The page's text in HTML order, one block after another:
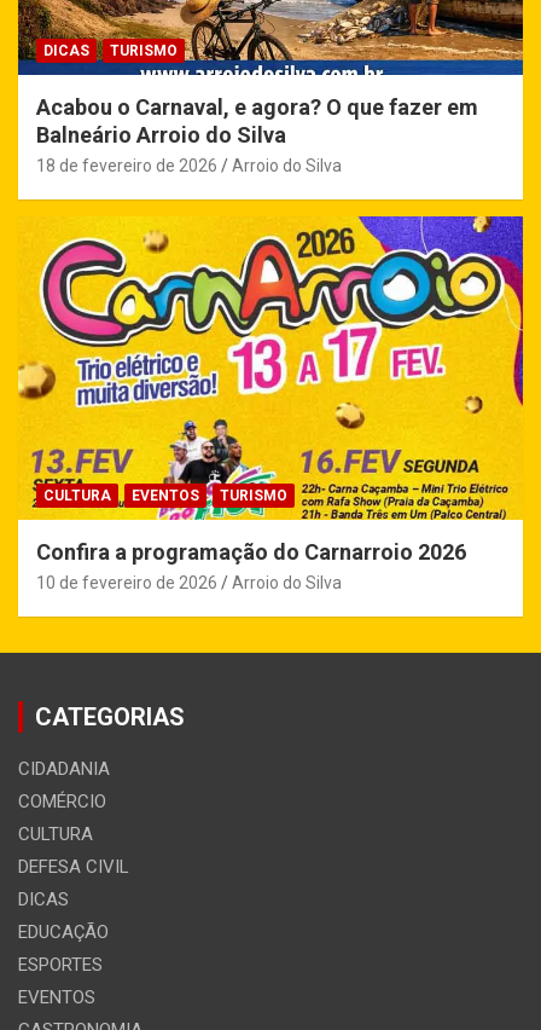
DICAS TURISMO
Acabou o Carnaval, e agora? O que fazer em
Balneário Arroio do Silva
18 de fevereiro de 2026 Arroio do Silva
CULTURA EVENTOS TURISMO
Confira a programação do Carnarroio 2026
10 de fevereiro de 2026 Arroio do Silva
CATEGORIAS
CIDADANIA
COMÉRCIO
CULTURA
DEFESA CIVIL
DICAS
EDUCAÇÃO
ESPORTES
EVENTOS